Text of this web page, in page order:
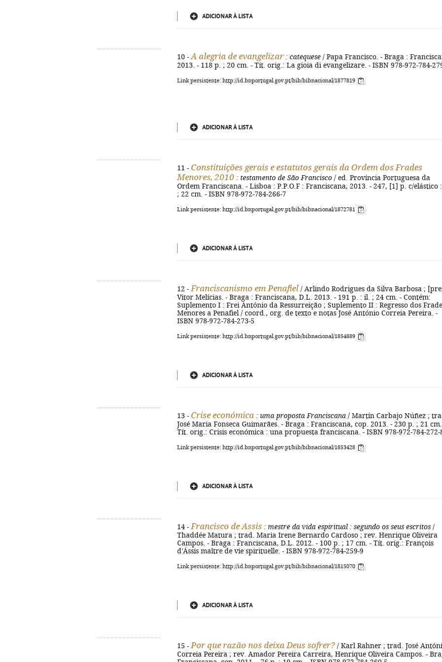
ADICIONAR À LISTA
10 - A alegria de evangelizar : catequese / Papa Francisco. - Braga :
2013. - 118 p. ; 20 cm. - Tít. orig.: La gioia di evangelizare. - ISBN 978-972-784-
Link persistente: http://id.bnportugal.gov.pt/bib/bibnacional/1877819
ADICIONAR À LISTA
11 - Constituições gerais e estatutos gerais da Ordem dos Frades
Menores, 2010 : testamento de São Francisco / ed. Província Portuguesa da
Ordem Franciscana. - Lisboa : P.P.O.F : Franciscana, 2013. - 247, [1] p. c/elástico
; 22 cm. - ISBN 978-972-784-266-7
Link persistente: http://id.bnportugal.gov.pt/bib/bibnacional/1872781
ADICIONAR À LISTA
12 - Franciscanismo em Penafiel / Arlindo Rodrigues da Silva Barbosa ;
Vitor Melícias. - Braga : Franciscana, D.L. 2013. - 191 p. : il. ; 24 cm. - Contém:
Suplemento I : Frei António da Ressurreição ; Suplemento II : Regresso dos
Menores a Penafiel / coord., org. de texto e notas José António Correia Pereira. -
ISBN 978-972-784-273-5
Link persistente: http://id.bnportugal.gov.pt/bib/bibnacional/1854889
ADICIONAR À LISTA
13 - Crise económica : uma proposta Franciscana / Martín Carbajo Núñez ;
José Maria Fonseca Guimarães. - Braga : Franciscana, cop. 2013. - 230 p. ; 21
Tít. orig.: Crisis económica : una propuesta franciscana. - ISBN 978-972-784-272-
Link persistente: http://id.bnportugal.gov.pt/bib/bibnacional/1853428
ADICIONAR À LISTA
14 - Francisco de Assis : mestre da vida espiritual : segundo os seus escritos /
Thaddée Matura ; trad. Maria Irene Bernardo Cardoso ; rev. Henrique Oliveira
Campos. - Braga : Franciscana, D.L. 2012. - 100 p. ; 17 cm. - Tít. orig.: François
d'Ássis maître de vie spirituelle. - ISBN 978-972-784-259-9
Link persistente: http://id.bnportugal.gov.pt/bib/bibnacional/1815070
ADICIONAR À LISTA
15 - Por que razão nos deixa Deus sofrer? / Karl Rahner ; trad. José
Correia Pereira ; rev. Amador Pereira Carreira, Henrique Oliveira Campos. -